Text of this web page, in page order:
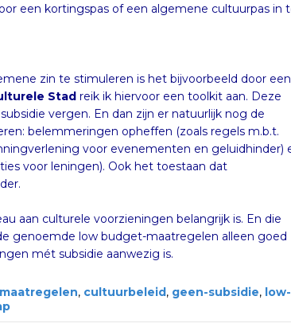
zin te stimuleren is het bijvoorbeeld door een
Stad reik ik hiervoor een toolkit aan. Deze
bestaat grotendeels uit middelen die geen subsidie vergen. En dan zijn er natuurlijk nog de
middelen om ondernemerschap te bevorderen: belemmeringen opheffen (zoals regels m.b.t.
paracommercialiteit, openingstijden, vergunningverlening voor evenementen en geluidhinder) en
stimulering (door bv het afgeven van garanties voor leningen). Ook het toestaan dat
aan culturele voorzieningen belangrijk is. En die
genoemde low budget-maatregelen alleen goed
mét subsidie aanwezig is.
, cultuurbeleid, geen-subsidie, low-